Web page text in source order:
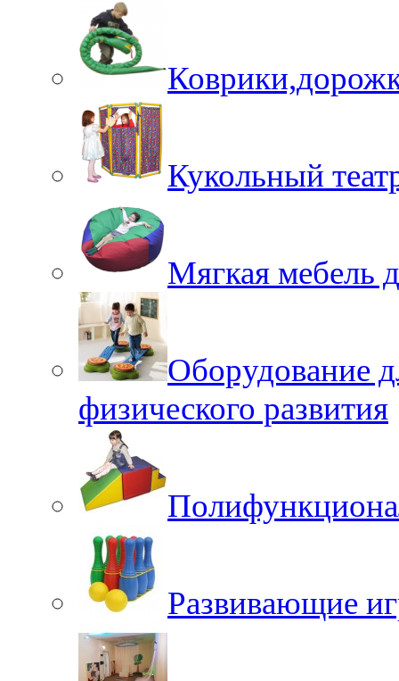
Кукольный
Мягкая мебель
Оборудование
физического развития
Развивающие